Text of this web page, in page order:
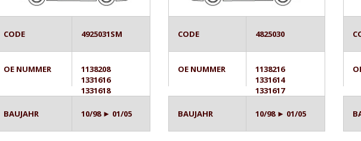
CODE 4925031SM
OE NUMMER
1138208
1331616
1331618
BAUJAHR 10/98 ► 01/05
CODE 4825030
OE NUMMER
1138216
1331614
1331617
BAUJAHR 10/98 ► 01/05